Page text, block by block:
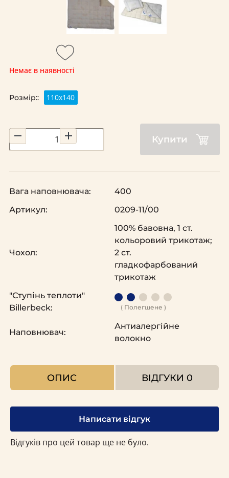
Немає в наявності
Розмір:: 110х140
Купити
Вага наповнювача:
400
Артикул:
0209-11/00
Чохол:
100% бавовна, 1 ст.
кольоровий трикотаж;
2 ст.
гладкофарбований
трикотаж
"Ступінь теплоти"
Billerbeck:
( Полегшене )
Наповнювач:
Антиалергійне
волокно
ОПИС ВІДГУКИ 0
Написати відгук
Відгуків про цей товар ще не було.